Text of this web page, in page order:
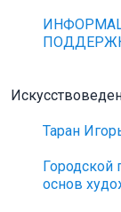
Таран
Городской
основ